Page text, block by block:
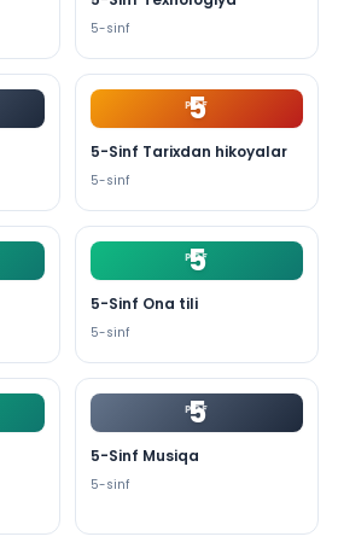
5-sinf
5
PDF
5-Sinf Tarixdan hikoyalar
5-sinf
5
PDF
5-Sinf Ona tili
5-sinf
5
PDF
5-Sinf Musiqa
5-sinf